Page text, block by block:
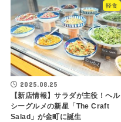
軽食
2025.08.25
【新店情報】サラダが主役！ヘル
シーグルメの新星「The Craft
Salad」が金町に誕生